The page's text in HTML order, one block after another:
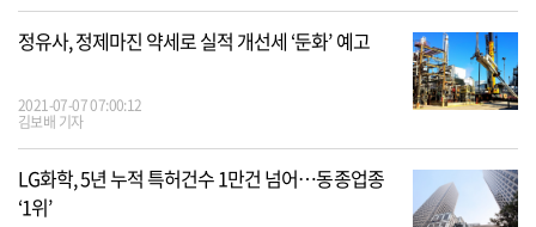
정유사, 정제마진 약세로 실적 개선세 ‘둔화’ 예고
2021-07-07 07:00:12
김보배 기자
LG화학, 5년 누적 특허건수 1만건 넘어…동종업종
‘1위’